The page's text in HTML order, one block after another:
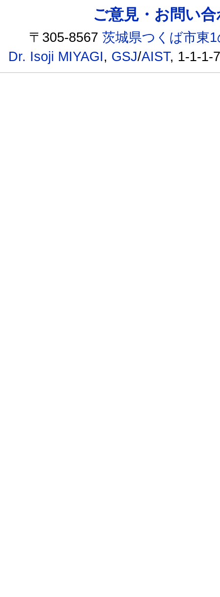
ご意見・お問い
〒305-8567茨城県つくば市東
Dr. Isoji MIYAGI, GSJ/AIST, 1-1-1-